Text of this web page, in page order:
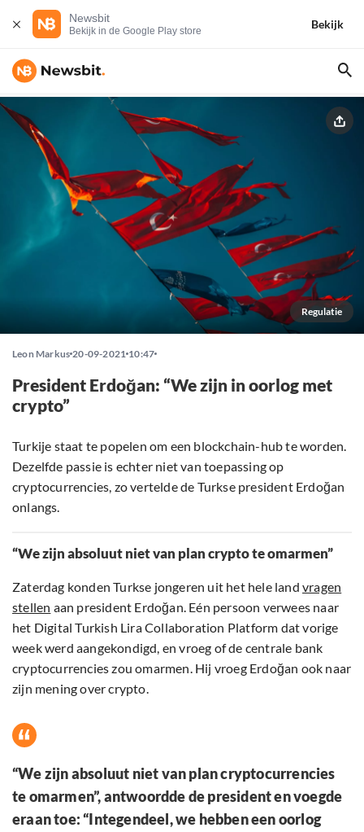
Newsbit
Bekijk in de Google Play store
Bekijk
Regulatie
Leon Markus 20-09-2021 10:47
President Erdoğan: “We zijn in oorlog met
crypto”
Turkije staat te popelen om een blockchain-hub te worden.
Dezelfde passie is echter niet van toepassing op
cryptocurrencies, zo vertelde de Turkse president Erdoğan
onlangs.
“We zijn absoluut niet van plan crypto te omarmen”
Zaterdag konden Turkse jongeren uit het hele landvragen
stellen aan president Erdoğan. Eén persoon verwees naar
het Digital Turkish Lira Collaboration Platform dat vorige
week werd aangekondigd, en vroeg of de centrale bank
cryptocurrencies zou omarmen. Hij vroeg Erdoğan ook naar
zijn mening over crypto.
“We zijn absoluut niet van plan cryptocurrencies
te omarmen”, antwoordde de president en voegde
eraan toe:“Integendeel, we hebben een oorlog